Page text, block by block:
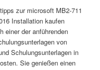
zur microsoft MB2-711
Installation kaufen
einer der anführenden
von
Schulungsunterlagen in
Sie genießen einen